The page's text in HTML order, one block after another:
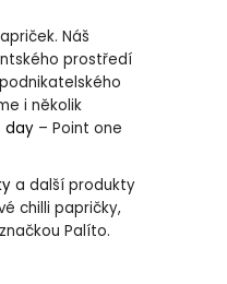
Náš
prostředí
i několik
day – Point one
a další produkty
chilli papričky,
Palíto.